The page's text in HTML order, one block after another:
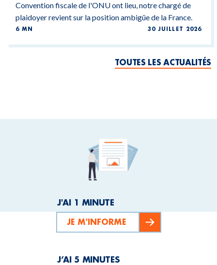
Convention fiscale de l'ONU ont lieu, notre chargé de
plaidoyer revient sur la position ambigüe de la France.
6 MN 30 JUILLET 2026
TOUTES LES ACTUALITÉS
J'AI 1 MINUTE
JE M'INFORME
J’AI 5 MINUTES